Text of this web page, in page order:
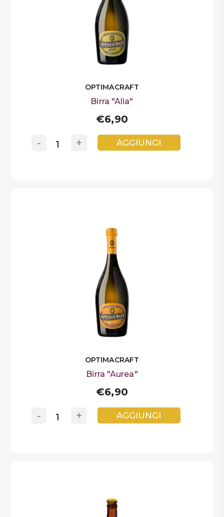
OPTIMACRAFT
Birra "Alia"
€6,90
+
- AGGIUNGI
OPTIMACRAFT
Birra "Aurea"
€6,90
+
- AGGIUNGI